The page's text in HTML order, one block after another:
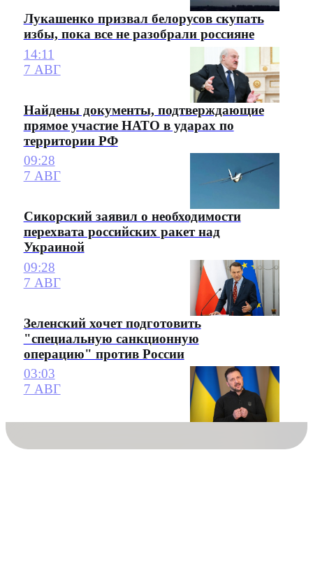
Лукашенко призвал белорусов скупать
избы, пока все не разобрали россияне
14:11
7 АВГ
Найдены документы, подтверждающие
прямое участие НАТО в ударах по
территории РФ
09:28
7 АВГ
Сикорский заявил о необходимости
перехвата российских ракет над
Украиной
09:28
7 АВГ
Зеленский хочет подготовить
"специальную санкционную
операцию" против России
03:03
7 АВГ